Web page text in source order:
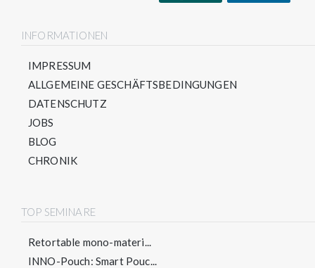
INFORMATIONEN
IMPRESSUM
ALLGEMEINE GESCHÄFTSBEDINGUNGEN
DATENSCHUTZ
JOBS
BLOG
CHRONIK
TOP SEMINARE
Retortable mono-materi...
INNO-Pouch: Smart Pouc...